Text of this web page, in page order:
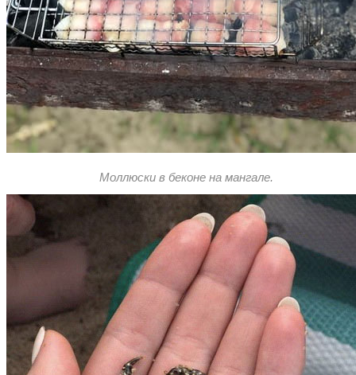
Моллюски в беконе на мангале.